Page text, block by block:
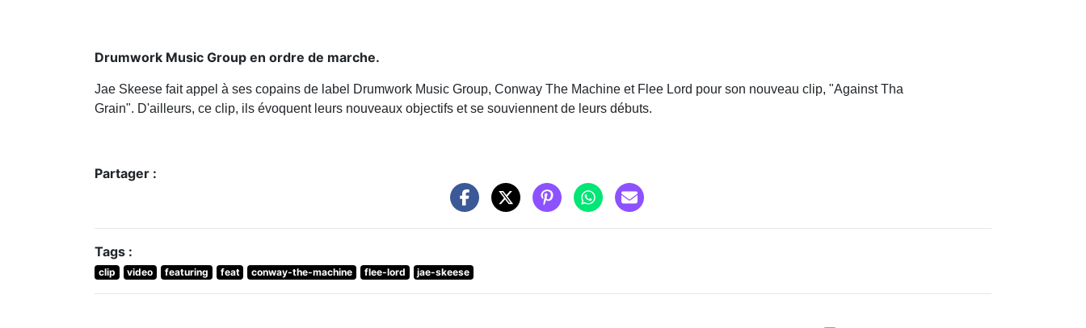
Drumwork Music Group en ordre de marche.
Jae Skeese fait appel à ses copains de label Drumwork Music Group, Conway The Machine et Flee Lord pour son nouveau clip, "Against Tha
Grain". D'ailleurs, ce clip, ils évoquent leurs nouveaux objectifs et se souviennent de leurs débuts.
Partager :
Tags :
clip video featuring feat conway-the-machine flee-lord jae-skeese